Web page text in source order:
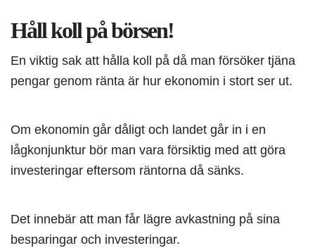
Håll koll på börsen!
En viktig sak att hålla koll på då man försöker tjäna
pengar genom ränta är hur ekonomin i stort ser ut.
Om ekonomin går dåligt och landet går in i en
lågkonjunktur bör man vara försiktig med att göra
investeringar eftersom räntorna då sänks.
Det innebär att man får lägre avkastning på sina
besparingar och investeringar.